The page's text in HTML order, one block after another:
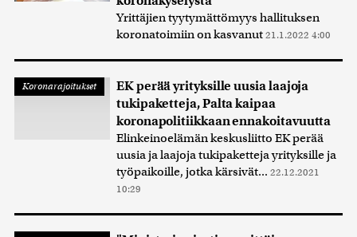
Yrittäjien tyytymättömyys hallituksen
koronatoimiin on kasvanut 21.1.2022 4:00
Koronarajoitukset
EK perää yrityksille uusia laajoja
tukipaketteja, Palta kaipaa
koronapolitiikkaan ennakoitavuutta
Elinkeinoelämän keskusliitto EK perää
uusia ja laajoja tukipaketteja yrityksille ja
työpaikoille, jotka kärsivät... 22.12.2021
10:29